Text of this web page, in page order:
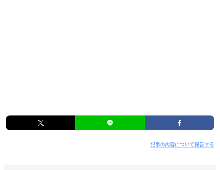
記事の内容について報告する